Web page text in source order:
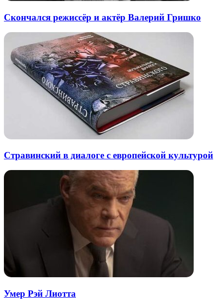
Скончался режиссёр и актёр Валерий Гришко
Стравинский в диалоге с европейской культурой
Умер Рэй Лиотта